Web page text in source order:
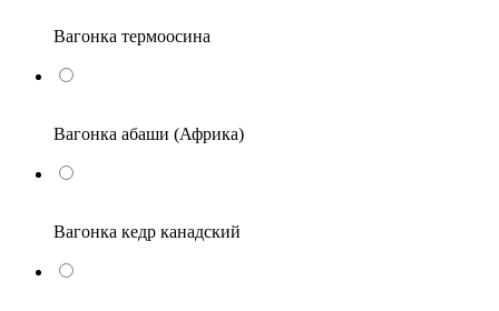
Вагонка термоосина
Вагонка абаши (Африка)
Вагонка кедр канадский